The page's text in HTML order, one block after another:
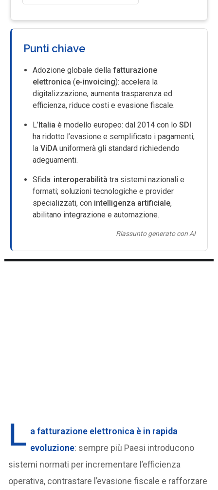
Punti chiave
Adozione globale dellafatturazione
elettronica (e-invoicing): accelera la
digitalizzazione, aumenta trasparenza ed
efficienza, riduce costi e evasione fiscale.
L’Italia è modello europeo: dal 2014 con loSDI
ha ridotto l’evasione e semplificato i pagamenti;
laViDA uniformerà gli standard richiedendo
adeguamenti.
Sfida: interoperabilità tra sistemi nazionali e
formati; soluzioni tecnologiche e provider
specializzati, con intelligenza artificiale,
abilitano integrazione e automazione.
Riassunto generato con AI
L a fatturazione elettronica è in rapida
evoluzione: sempre più Paesi introducono
sistemi normati per incrementare l’efficienza
operativa, contrastare l’evasione fiscale e rafforzare